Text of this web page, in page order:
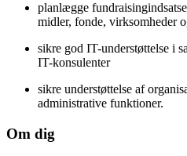
planlægge
midler, fonde, virksomheder
sikre god IT-understøttelse i
IT-konsulenter
sikre understøttelse af
administrative funktioner.
Om dig